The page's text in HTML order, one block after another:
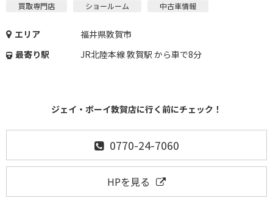
買取専門店 ショールーム 中古車情報
エリア
福井県敦賀市
最寄り駅
JR北陸本線 敦賀駅 から車で8分
ジェイ・ボーイ敦賀店に行く前にチェック！
0770-24-7060
HPを見る